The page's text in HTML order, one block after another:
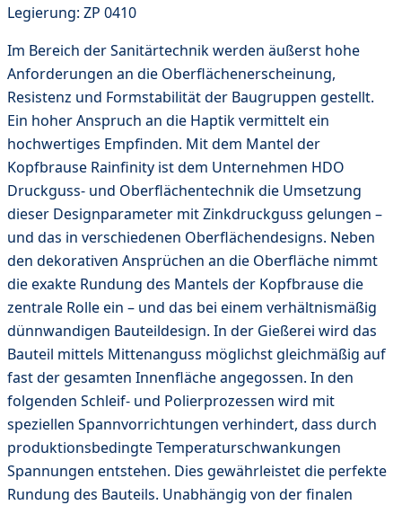
Legierung: ZP 0410
Im Bereich der Sanitärtechnik werden äußerst hohe
Anforderungen an die Oberflächenerscheinung,
Resistenz und Formstabilität der Baugruppen gestellt.
Ein hoher Anspruch an die Haptik vermittelt ein
hochwertiges Empfinden. Mit dem Mantel der
Kopfbrause Rainfinity ist dem Unternehmen HDO
Druckguss- und Oberflächentechnik die Umsetzung
dieser Designparameter mit Zinkdruckguss gelungen –
und das in verschiedenen Oberflächendesigns. Neben
den dekorativen Ansprüchen an die Oberfläche nimmt
die exakte Rundung des Mantels der Kopfbrause die
zentrale Rolle ein – und das bei einem verhältnismäßig
dünnwandigen Bauteildesign. In der Gießerei wird das
Bauteil mittels Mittenanguss möglichst gleichmäßig auf
fast der gesamten Innenfläche angegossen. In den
folgenden Schleif- und Polierprozessen wird mit
speziellen Spannvorrichtungen verhindert, dass durch
produktionsbedingte Temperaturschwankungen
Spannungen entstehen. Dies gewährleistet die perfekte
Rundung des Bauteils. Unabhängig von der finalen